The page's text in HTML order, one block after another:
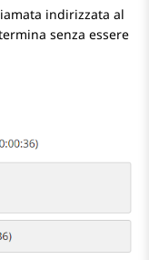
indirizzata al
senza essere